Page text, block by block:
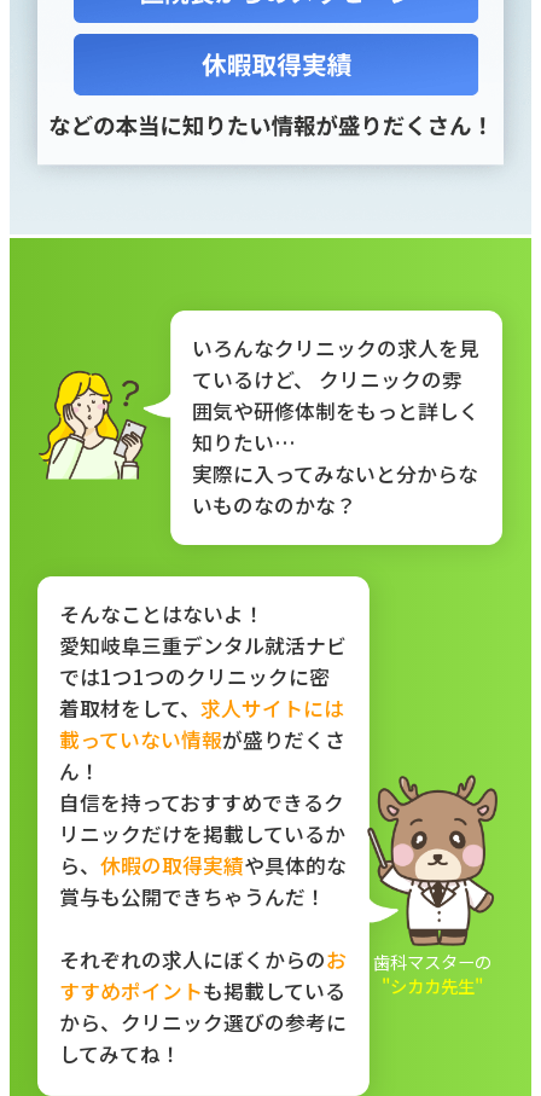
いろんなクリニックの求人を見
ているけど、
クリニックの雰
囲気や研修体制をもっと詳しく
知りたい…
実際に入ってみないと分からな
いものなのかな？
そんなことはないよ！
愛知岐阜三重デンタル就活ナビ
では1つ1つのクリニックに密
着取材をして、 求人サイトには
載っていない情報が盛りだくさ
ん！
自信を持っておすすめできるク
リニックだけを掲載しているか
ら、 休暇の取得実績や具体的な
賞与も公開できちゃうんだ！
それぞれの求人にぼくからのお
すすめポイントも掲載している
から、クリニック選びの参考に
してみてね！
歯科マスターの
"シカカ先生"